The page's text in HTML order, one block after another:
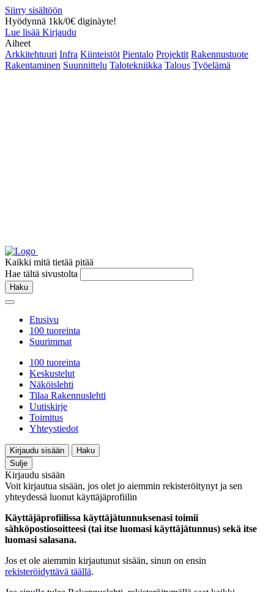
Siirry sisältöön
Hyödynnä 1kk/0€ diginäyte!
Lue lisää Kirjaudu
Aiheet
Arkkitehtuuri Infra Kiinteistöt Pientalo Projektit Rakennustuote
Rakentaminen Suunnittelu Talotekniikka Talous Työelämä
Kaikki mitä tietää pitää
Hae tältä sivustolta
Haku
Etusivu
100 tuoreinta
Suurimmat
100 tuoreinta
Keskustelut
Näköislehti
Tilaa Rakennuslehti
Uutiskirje
Toimitus
Yhteystiedot
Kirjaudu sisään
Haku
Sulje
Kirjaudu sisään
Voit kirjautua sisään, jos olet jo aiemmin rekisteröitynyt ja sen
yhteydessä luonut käyttäjäprofiilin
Käyttäjäprofiilissa käyttäjätunnuksenasi toimii
sähköpostiosoitteesi (tai itse luomasi käyttäjätunnus) sekä itse
luomasi salasana.
Jos et ole aiemmin kirjautunut sisään, sinun on ensin
rekisteröidyttävä täällä.